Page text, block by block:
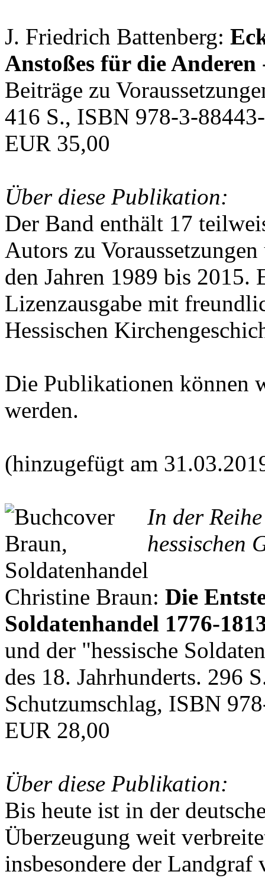
J. Friedrich Battenberg:
Anstoßes für die Anderen
Beiträge zu
416 S., ISBN 978-3-
EUR 35,00
Über diese Publikation:
Der Band enthält 17
Autors zu
den Jahren 1989 bis 2015.
Lizenzausgabe mit
Hessischen
Die Publikationen können
werden.
(hinzugefügt am
In der
hessischen
Christine Braun: Die
Soldatenhandel 1776-
und der "hessische
des 18. Jahrhunderts. 296
Schutzumschlag, ISBN
EUR 28,00
Über diese Publikation:
Bis heute ist in der
Überzeugung weit
insbesondere der Landgraf